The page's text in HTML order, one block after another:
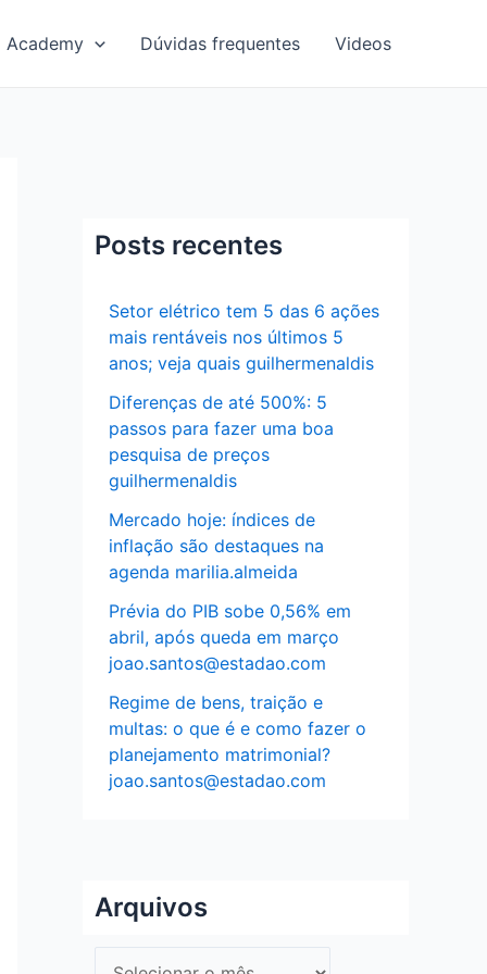
Academy Dúvidas frequentes Videos
Posts recentes
Setor elétrico tem 5 das 6 ações
mais rentáveis nos últimos 5
anos; veja quais guilhermenaldis
Diferenças de até 500%: 5
passos para fazer uma boa
pesquisa de preços
guilhermenaldis
Mercado hoje: índices de
inflação são destaques na
agenda marilia.almeida
Prévia do PIB sobe 0,56% em
abril, após queda em março
joao.santos@estadao.com
Regime de bens, traição e
multas: o que é e como fazer o
planejamento matrimonial?
joao.santos@estadao.com
Arquivos